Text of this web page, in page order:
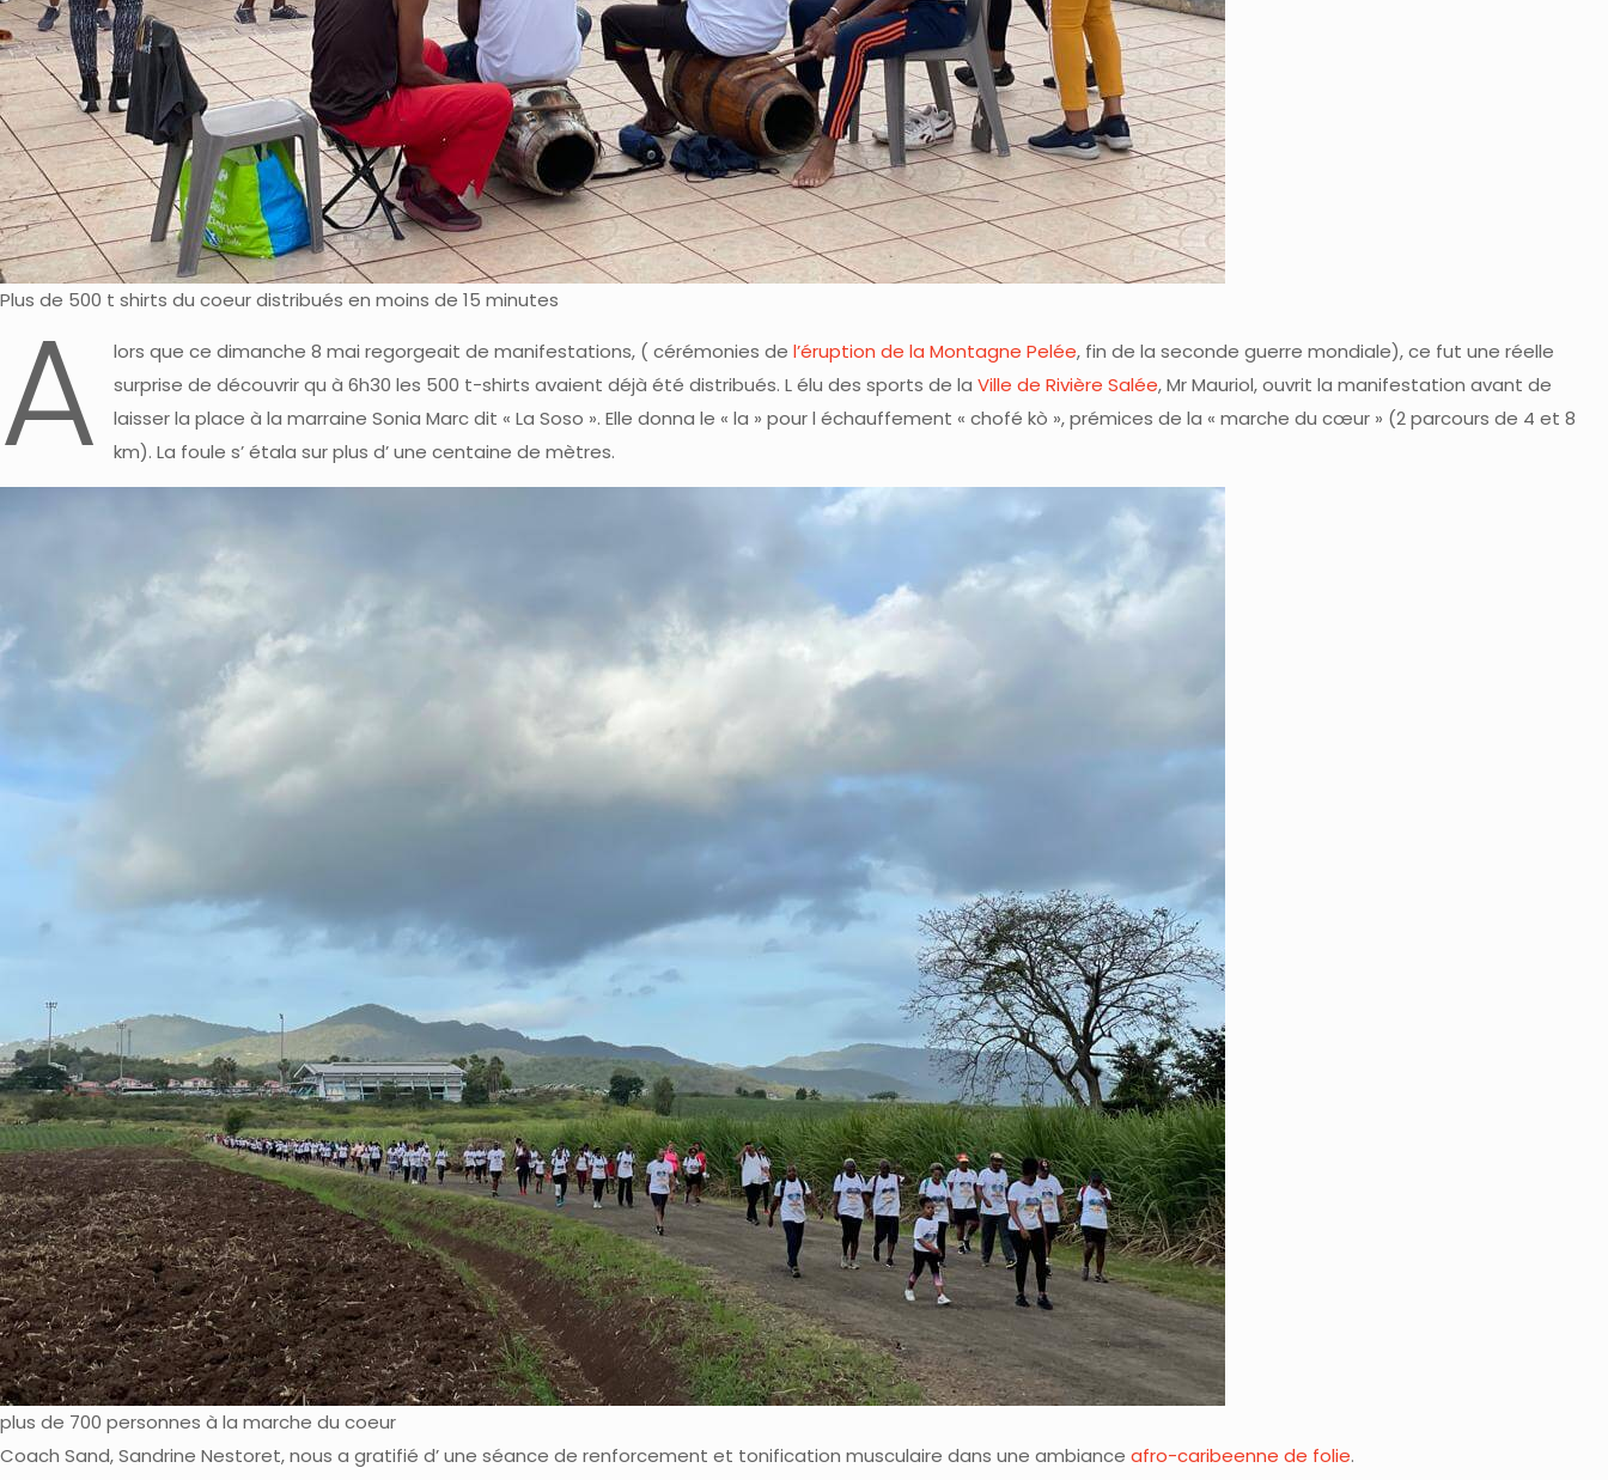
Plus de 500 t shirts du coeur distribués en moins de 15 minutes
A lors que ce dimanche 8 mai regorgeait de manifestations, ( cérémonies de l’éruption de la Montagne Pelée, fin de la seconde guerre mondiale), ce fut une réelle
surprise de découvrir qu à 6h30 les 500 t-shirts avaient déjà été distribués. L élu des sports de la Ville de Rivière Salée, Mr Mauriol, ouvrit la manifestation avant de
laisser la place à la marraine Sonia Marc dit « La Soso ». Elle donna le « la » pour l échauffement « chofé kò », prémices de la « marche du cœur » (2 parcours de 4 et 8
km). La foule s’ étala sur plus d’ une centaine de mètres.
plus de 700 personnes à la marche du coeur
Coach Sand, Sandrine Nestoret, nous a gratifié d’ une séance de renforcement et tonification musculaire dans une ambiance afro-caribeenne de folie.